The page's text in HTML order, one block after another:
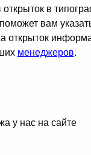
в
вам
открыток
менеджеров.
у нас на сайте